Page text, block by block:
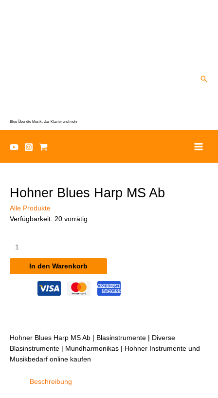
Blog Über die Musik, das Klavier und mehr
Hohner Blues Harp MS Ab
Alle Produkte
Verfügbarkeit: 20 vorrätig
Blues
MS
In den Warenkorb
Hohner Blues Harp MS Ab | Blasinstrumente | Diverse
Blasinstrumente | Mundharmonikas | Hohner Instrumente und
Musikbedarf online kaufen
Beschreibung